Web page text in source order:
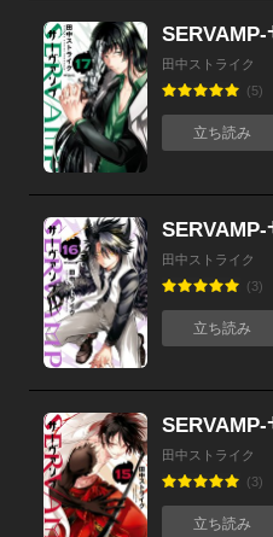
田中ストライク
(5)
立ち読み
田中ストライク
(3)
立ち読み
田中ストライク
(3)
立ち読み